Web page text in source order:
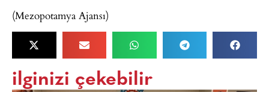
(Mezopotamya Ajansı)
ilginizi çekebilir